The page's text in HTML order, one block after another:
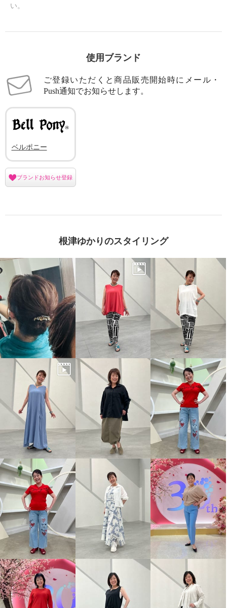
い。
使用ブランド
ご登録いただくと商品販売開始時にメール・
Push通知でお知らせします。
ベルポニー
ブランドお知らせ登録
根津ゆかりのスタイリング